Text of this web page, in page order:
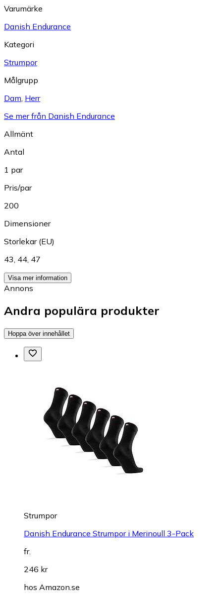
Varumärke
Danish Endurance
Kategori
Strumpor
Målgrupp
Dam, Herr
Se mer från Danish Endurance
Allmänt
Antal
1 par
Pris/par
200
Dimensioner
Storlekar (EU)
43, 44, 47
Visa mer information
Annons
Andra populära produkter
Hoppa över innehållet
Strumpor
Danish Endurance Strumpor i Merinoull 3-Pack
fr.
246 kr
hos Amazon.se